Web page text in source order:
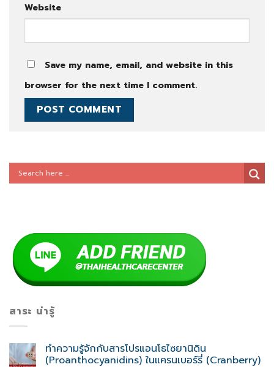
Website
Save my name, email, and website in this
browser for the next time I comment.
สาระ น่ารู้
ทำความรู้จักกับสารโปรแอนโธไซยานิดิน
(Proanthocyanidins) ในแครนเบอร์รี่ (Cranberry)